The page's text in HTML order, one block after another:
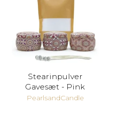
Stearinpulver
Gavesæt - Pink
PearlsandCandle